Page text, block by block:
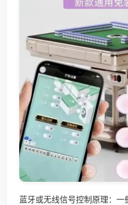
蓝牙或无线信号控制原理：一